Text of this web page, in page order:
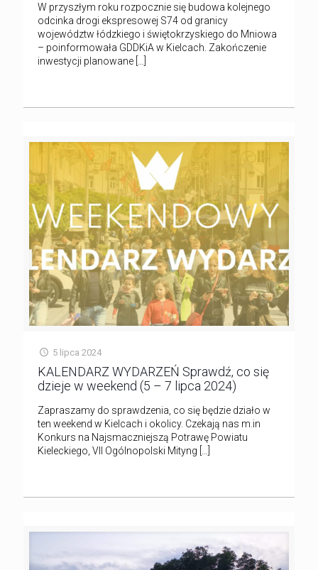
W przyszłym roku rozpocznie się budowa kolejnego
odcinka drogi ekspresowej S74 od granicy
województw łódzkiego i świętokrzyskiego do Mniowa
– poinformowała GDDKiA w Kielcach. Zakończenie
inwestycji planowane
5 lipca 2024
KALENDARZ WYDARZEŃ Sprawdź, co się
dzieje w weekend (5 – 7 lipca 2024)
Zapraszamy do sprawdzenia, co się będzie działo w
ten weekend w Kielcach i okolicy. Czekają nas m.in
Konkurs na Najsmaczniejszą Potrawę Powiatu
Kieleckiego, VII Ogólnopolski Mityng […]